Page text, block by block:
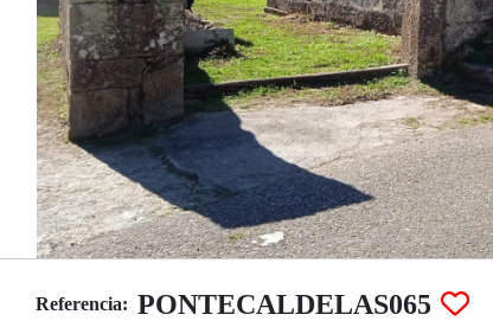
Referencia: PONTECALDELAS065